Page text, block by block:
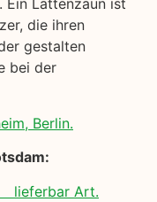
Ein Lattenzaun ist
die ihren
gestalten
bei der
Berlin.
Art.